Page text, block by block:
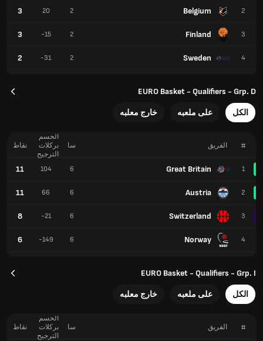
2
Belgium
3
Finland
4
Sweden
2
20
3
2
-15
3
2
-31
2
EURO Basket - Qualifiers - Grp. D
الكل على ملعبه خارج معلبه
# الفريق
1
Great Britain
2
Austria
3
Switzerland
4
Norway
سا
الحسم
بركلات
الترجيح
نقاط
6
104
11
6
66
11
6
-21
8
6
-149
6
EURO Basket - Qualifiers - Grp. I
الكل على ملعبه خارج معلبه
# الفريق سا
الحسم
بركلات
الترجيح
نقاط